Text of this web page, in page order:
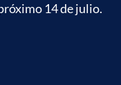
14 de julio.